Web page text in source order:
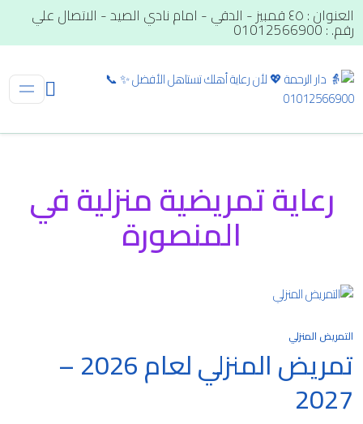
العنوان : ٤٥ قمبيز - الدقي - امام نادي الصيد - الاتصال علي
رقم. : 01012566900
رعاية تمريضية منزلية في
المنصورة
التمريض المنزلي
تمريض المنزلي لعام 2026 –
2027